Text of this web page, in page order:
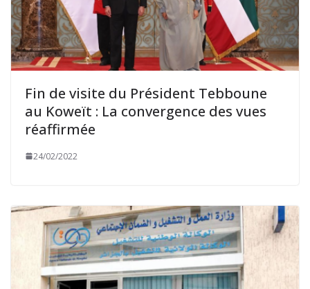
Fin de visite du Président Tebboune
au Koweït : La convergence des vues
réaffirmée
24/02/2022